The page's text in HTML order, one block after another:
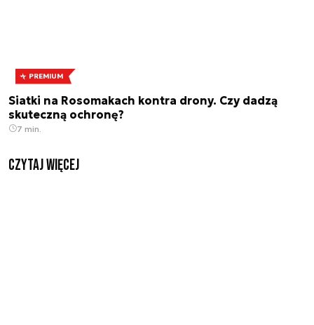
PREMIUM
Siatki na Rosomakach kontra drony. Czy dadzą
skuteczną ochronę?
7 min.
czytaj więcej